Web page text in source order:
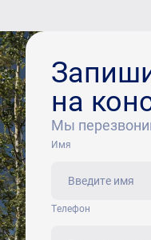
на
Мы
Имя
Tелефон